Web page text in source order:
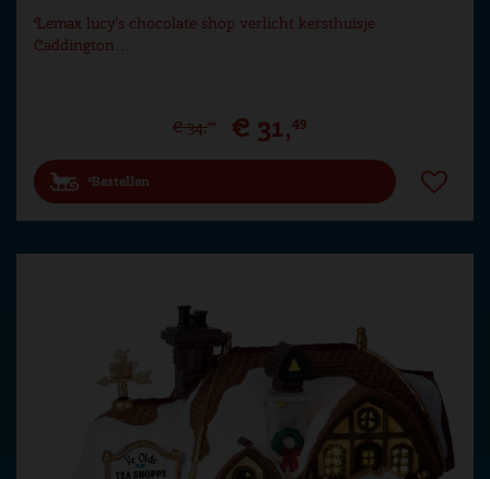
Lemax lucy's chocolate shop verlicht kersthuisje
Caddington…
€ 34,99 € 31,49
Bestellen